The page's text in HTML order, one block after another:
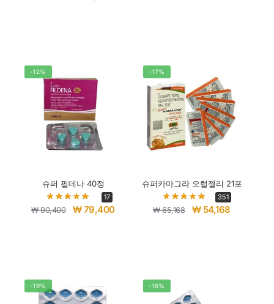
-12%
슈퍼 필데나 40정
17
₩90,400 ₩79,400
-17%
슈퍼카마그라 오럴젤리 21포
351
₩65,168 ₩54,168
-19% -16%